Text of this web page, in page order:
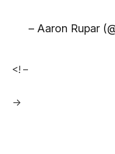
– Aaron Rupar
<! –
->